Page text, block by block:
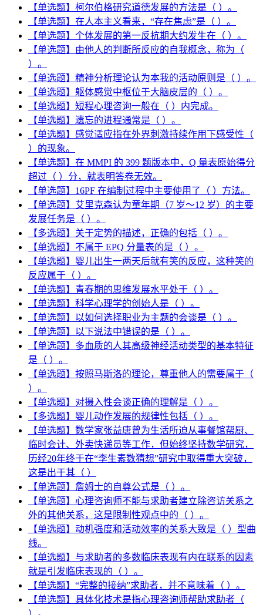
【单选题】柯尔伯格研究道德发展的方法是（ ）。
【单选题】在人本主义看来，“存在焦虑”是（ ）。
【单选题】个体发展的第一反抗期大约发生在（ ）。
【单选题】由他人的判断所反应的自我概念，称为（
）。
【单选题】精神分析理论认为本我的活动原则是（ ）。
【单选题】躯体感觉中枢位于大脑皮层的（ ）。
【单选题】短程心理咨询一般在（ ）内完成。
【单选题】遗忘的进程通常是（ ）。
【单选题】感觉适应指在外界刺激持续作用下感受性（
）的现象。
【单选题】在 MMPI 的 399 题版本中，Q 量表原始得分
超过（ ）分，就表明答卷无效。
【单选题】16PF 在编制过程中主要使用了（ ）方法。
【单选题】艾里克森认为童年期（7 岁～12 岁）的主要
发展任务是（ ）。
【多选题】关于定势的描述，正确的包括（ ）。
【单选题】不属于 EPQ 分量表的是（ ）。
【单选题】婴儿出生一两天后就有笑的反应，这种笑的
反应属于（ ）。
【单选题】青春期的思维发展水平处于（ ）。
【单选题】科学心理学的创始人是（ ）。
【单选题】以如何选择职业为主题的会谈是（ ）。
【单选题】以下说法中错误的是（ ）。
【单选题】多血质的人其高级神经活动类型的基本特征
是（ ）。
【单选题】按照马斯洛的理论，尊重他人的需要属于（
）。
【单选题】对摄入性会谈正确的理解是（ ）。
【多选题】婴儿动作发展的规律性包括（ ）。
【单选题】数学家张益唐曾为生活所迫从事餐馆帮厨、
临时会计、外卖快递员等工作，但始终坚持数学研究，
历经20年终于在“李生素数猜想”研究中取得重大突破，
这是出于其（ ）
【单选题】詹姆士的自尊公式是（ ）。
【单选题】心理咨询师不能与求助者建立除咨访关系之
外的其他关系，这是限制性观点中的（ ）。
【单选题】动机强度和活动效率的关系大致是（ ）型曲
线。
【单选题】与求助者的多数临床表现有内在联系的因素
就是引发临床表现的（ ）。
【单选题】“完整的接纳”求助者，并不意味着（ ）。
【单选题】具体化技术是指心理咨询师帮助求助者（